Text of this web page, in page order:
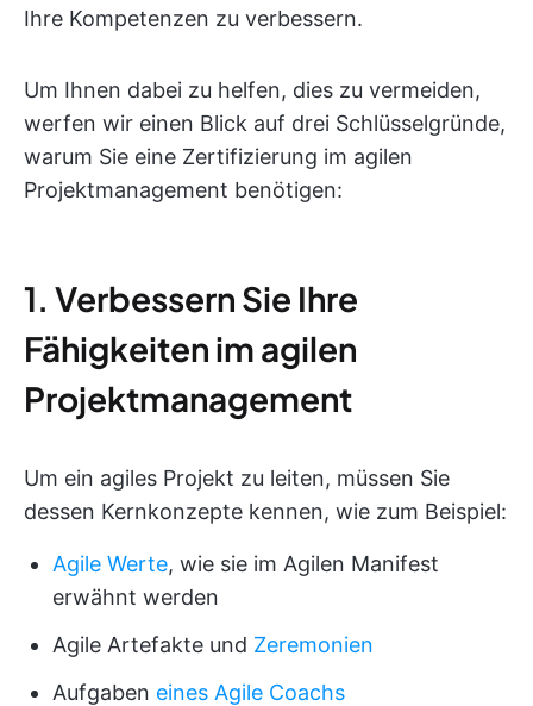
Ihre Kompetenzen zu verbessern.
Um Ihnen dabei zu helfen, dies zu vermeiden,
werfen wir einen Blick auf drei Schlüsselgründe,
warum Sie eine Zertifizierung im agilen
Projektmanagement benötigen:
1. Verbessern Sie Ihre
Fähigkeiten im agilen
Projektmanagement
Um ein agiles Projekt zu leiten, müssen Sie
dessen Kernkonzepte kennen, wie zum Beispiel:
Agile Werte, wie sie im Agilen Manifest
erwähnt werden
Agile Artefakte und Zeremonien
Aufgaben eines Agile Coachs